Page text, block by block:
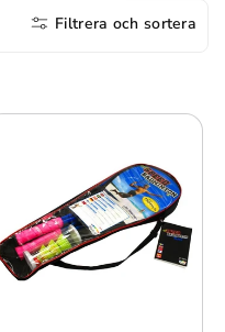
Filtrera och sortera